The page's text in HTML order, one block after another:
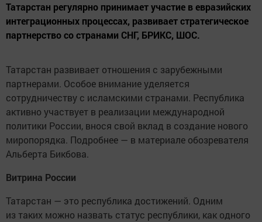
Татарстан регулярно принимает участие в евразийских
интеграционных процессах, развивает стратегическое
партнерство со странами СНГ, БРИКС, ШОС.
Татарстан развивает отношения с зарубежными
партнерами. Особое внимание уделяется
сотрудничеству с исламскими странами. Республика
активно участвует в реализации международной
политики России, внося свой вклад в создание нового
миропорядка. Подробнее — в материале обозревателя
Альберта Бикбова.
Витрина России
Татарстан — это республика достижений. Одним
из таких можно назвать статус республики, как одного